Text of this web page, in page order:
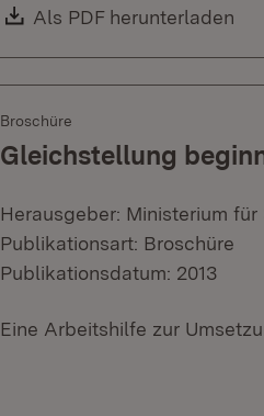
Download:
Als PDF herunterladen
Broschüre
Gleichstellung
Herausgeber: Ministerium
Publikationsart: Broschüre
Publikationsdatum: 2013
Eine Arbeitshilfe zur